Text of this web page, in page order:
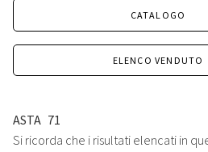
CATALOGO
ELENCO VENDUTO
ASTA 71
Si ricorda che i risultati elencati in